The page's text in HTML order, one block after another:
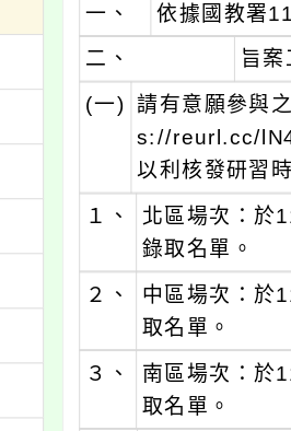
一、 依據國教署
二、 旨案
(一) 請有意願參與
s://reurl.cc/
以利核發研習時
１、 北區場次：於
錄取名單。
２、
中區場次：於
取名單。
３、
南區場次：於
取名單。